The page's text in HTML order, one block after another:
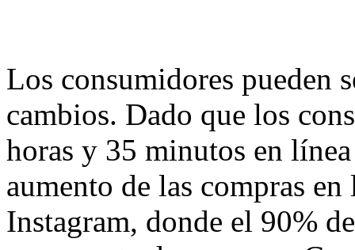
Los consumidores pueden
cambios. Dado que los
horas y 35 minutos en
aumento de las compras
Instagram, donde el 90%